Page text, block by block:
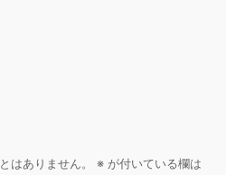
はありません。 ※ が付いている欄は